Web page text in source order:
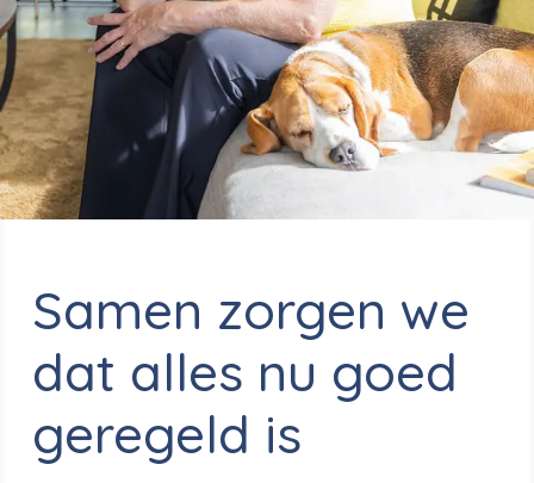
Samen zorgen we
dat alles nu goed
geregeld is